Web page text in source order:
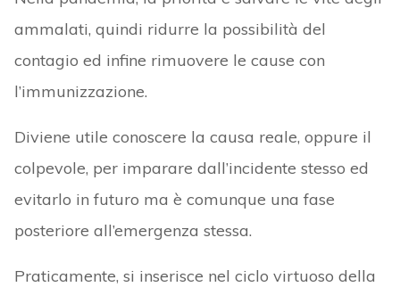
ammalati, quindi ridurre la possibilità del
contagio ed infine rimuovere le cause con
l’immunizzazione.
Diviene utile conoscere la causa reale, oppure il
colpevole, per imparare dall’incidente stesso ed
evitarlo in futuro ma è comunque una fase
posteriore all’emergenza stessa.
Praticamente, si inserisce nel ciclo virtuoso della